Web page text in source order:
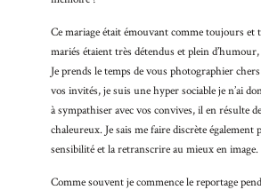
Ce mariage était émouvant comme toujours et
mariés étaient très détendus et plein
Je prends le temps de vous photographier
vos invités, je suis une hyper sociable je n’ai
à sympathiser avec vos convives, il en résulte
chaleureux. Je sais me faire discrète
sensibilité et la retranscrire au mieux en image.
Comme souvent je commence le reportage
mollis
interdum.
Etiam
porta sem
malesuada
magna
mollis